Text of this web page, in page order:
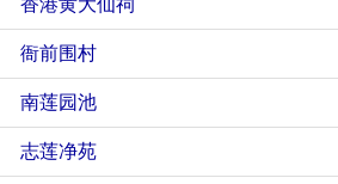
香港黄大仙祠
衙前围村
南莲园池
志莲净苑